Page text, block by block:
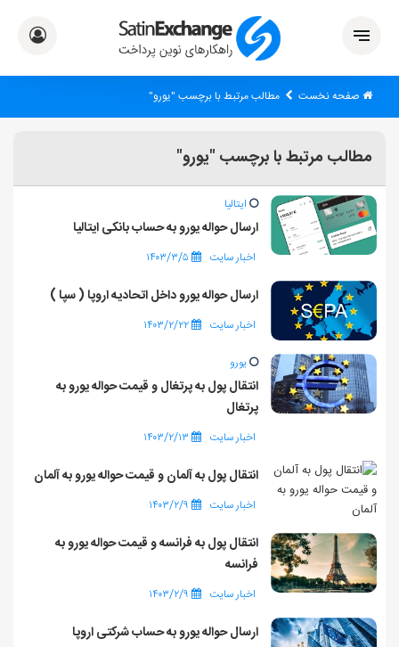
صفحه نخست مطالب مرتبط با برچسب "یورو"
مطالب مرتبط با برچسب "یورو"
ایتالیا
ارسال حواله یورو به حساب بانکی ایتالیا
اخبار سایت ۱۴۰۳/۳/۵
ارسال حواله یورو داخل اتحادیه اروپا ( سپا )
اخبار سایت ۱۴۰۳/۲/۲۲
یورو
انتقال پول به پرتغال و قیمت حواله یورو به
پرتغال
اخبار سایت ۱۴۰۳/۲/۱۳
انتقال پول به آلمان و قیمت حواله یورو به آلمان
اخبار سایت ۱۴۰۳/۲/۹
انتقال پول به فرانسه و قیمت حواله یورو به
فرانسه
اخبار سایت ۱۴۰۳/۲/۹
ارسال حواله یورو به حساب شرکتی اروپا